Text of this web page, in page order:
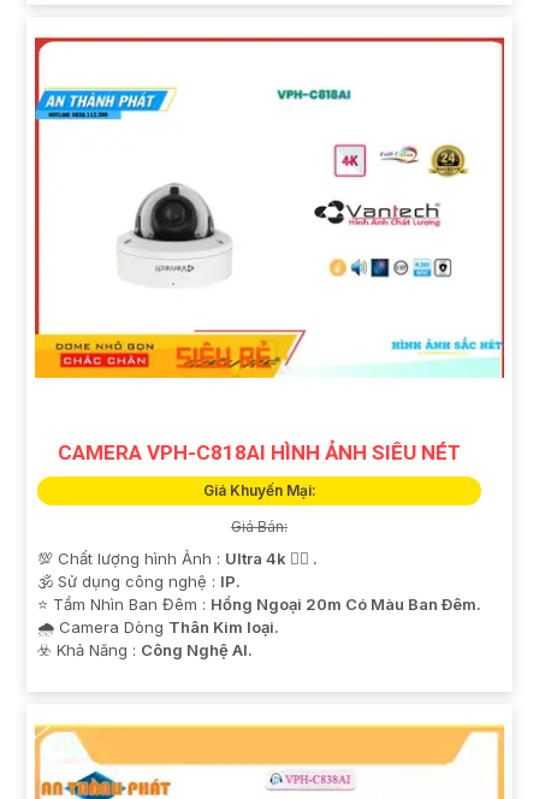
CAMERA VPH-C818AI HÌNH ẢNH SIÊU NÉT
Giá Khuyến Mại:
Giá Bán:
💯 Chất lượng hình Ảnh : Ultra 4k 👍🏾 .
🕉️ Sử dụng công nghệ : IP.
⭐ Tầm Nhìn Ban Đêm : Hồng Ngoại 20m Có Màu Ban Ðêm.
🌧️ Camera Dòng Thân Kim loại.
️☣️ Khả Năng : Công Nghệ AI.